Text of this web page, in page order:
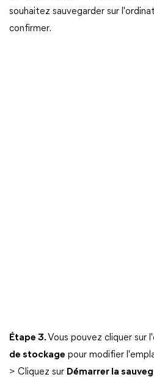
souhaitez sauvegarder sur
confirmer.
Étape 3. Vous pouvez cliquer sur
de stockage pour modifier
> Cliquez sur Démarrer la